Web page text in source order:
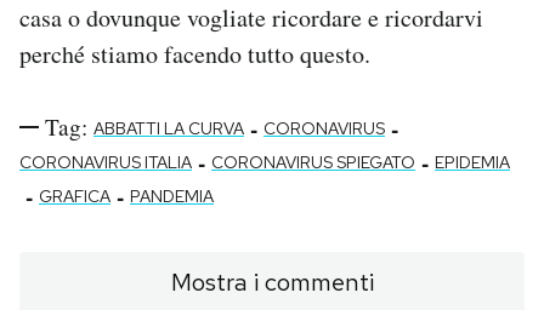
casa o dovunque vogliate ricordare e ricordarvi
perché stiamo facendo tutto questo.
Tag: ABBATTI LA CURVA - CORONAVIRUS -
CORONAVIRUS ITALIA - CORONAVIRUS SPIEGATO - EPIDEMIA
- GRAFICA - PANDEMIA
Mostra i commenti